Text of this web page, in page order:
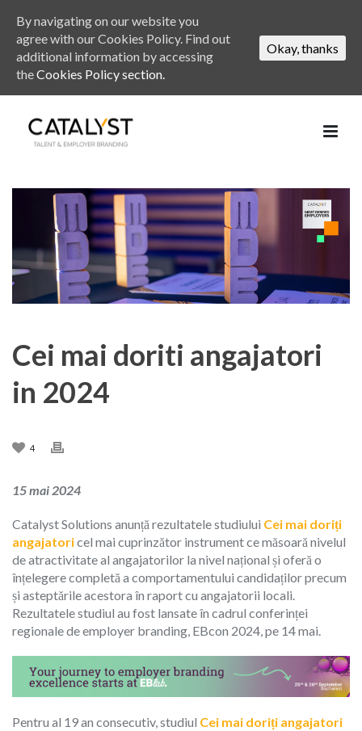
Cei mai doriti angajatori
in 2024
4
15 mai 2024
Catalyst Solutions anunță rezultatele studiului Cei mai doriți
angajatoricel mai cuprinzător instrument ce măsoară nivelul
de atractivitate al angajatorilor la nivel național și oferă o
înțelegere completă a comportamentului candidaților precum
și asteptările acestora în raport cu angajatorii locali.
Rezultatele studiul au fost lansate în cadrul conferinței
regionale de employer branding, EBcon 2024, pe 14 mai.
Pentru al 19 an consecutiv, studiul Cei mai doriți angajatori
By navigating on our website you
agree with our Cookies Policy. Find out
additional information by accessing
theCookies Policy section.
Okay, thanks